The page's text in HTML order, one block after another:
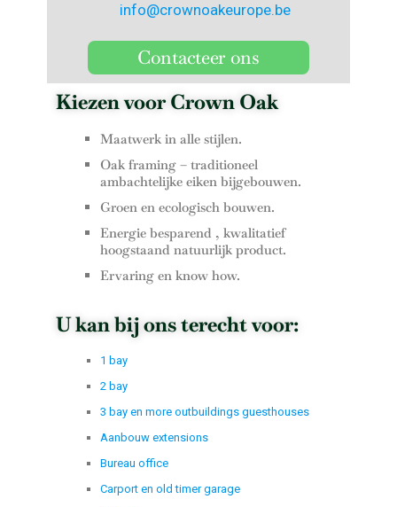
info@crownoakeurope.be
Contacteer ons
Kiezen voor Crown Oak
Maatwerk in alle stijlen.
Oak framing – traditioneel
ambachtelijke eiken bijgebouwen.
Groen en ecologisch bouwen.
Energie besparend , kwalitatief
hoogstaand natuurlijk product.
Ervaring en know how.
U kan bij ons terecht voor:
1 bay
2 bay
3 bay en more outbuildings guesthouses
Aanbouw extensions
Bureau office
Carport en old timer garage